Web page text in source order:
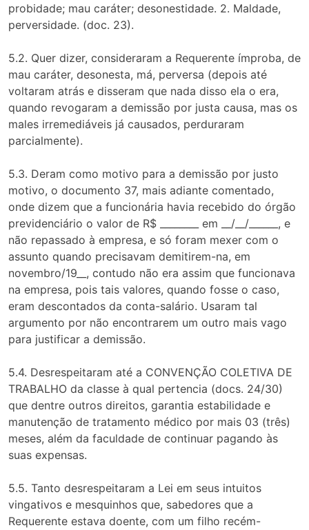
probidade; mau caráter; desonestidade. 2. Maldade,
perversidade. (doc. 23).
5.2. Quer dizer, consideraram a Requerente ímproba, de
mau caráter, desonesta, má, perversa (depois até
voltaram atrás e disseram que nada disso ela o era,
quando revogaram a demissão por justa causa, mas os
males irremediáveis já causados, perduraram
parcialmente).
5.3. Deram como motivo para a demissão por justo
motivo, o documento 37, mais adiante comentado,
onde dizem que a funcionária havia recebido do órgão
previdenciário o valor de R$ ________ em __/__/______, e
não repassado à empresa, e só foram mexer com o
assunto quando precisavam demitirem-na, em
novembro/19__, contudo não era assim que funcionava
na empresa, pois tais valores, quando fosse o caso,
eram descontados da conta-salário. Usaram tal
argumento por não encontrarem um outro mais vago
para justificar a demissão.
5.4. Desrespeitaram até a CONVENÇÃO COLETIVA DE
TRABALHO da classe à qual pertencia (docs. 24/30)
que dentre outros direitos, garantia estabilidade e
manutenção de tratamento médico por mais 03 (três)
meses, além da faculdade de continuar pagando às
suas expensas.
5.5. Tanto desrespeitaram a Lei em seus intuitos
vingativos e mesquinhos que, sabedores que a
Requerente estava doente, com um filho recém-